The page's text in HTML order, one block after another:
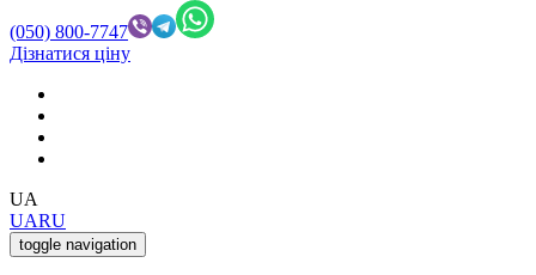
(050) 800-7747
Дізнатися ціну
UA
UARU
toggle navigation